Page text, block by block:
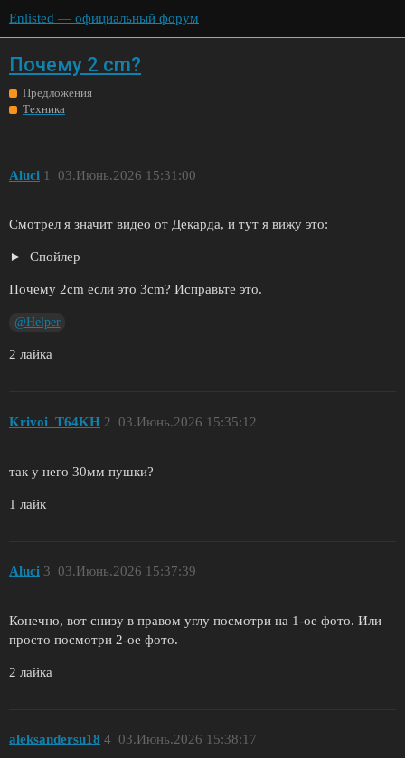
Enlisted — официальный форум
Почему 2 cm?
Предложения
Техника
Aluci 03.Июнь.2026 15:31:00
1
Смотрел я значит видео от Декарда, и тут я вижу это:
Спойлер
Почему 2cm если это 3cm? Исправьте это.
@Helper
2 лайка
Krivoi_T64KH 03.Июнь.2026 15:35:12
2
так у него 30мм пушки?
1 лайк
Aluci 03.Июнь.2026 15:37:39
3
Конечно, вот снизу в правом углу посмотри на 1-ое фото. Или
просто посмотри 2-ое фото.
2 лайка
aleksandersu18 03.Июнь.2026 15:38:17
4